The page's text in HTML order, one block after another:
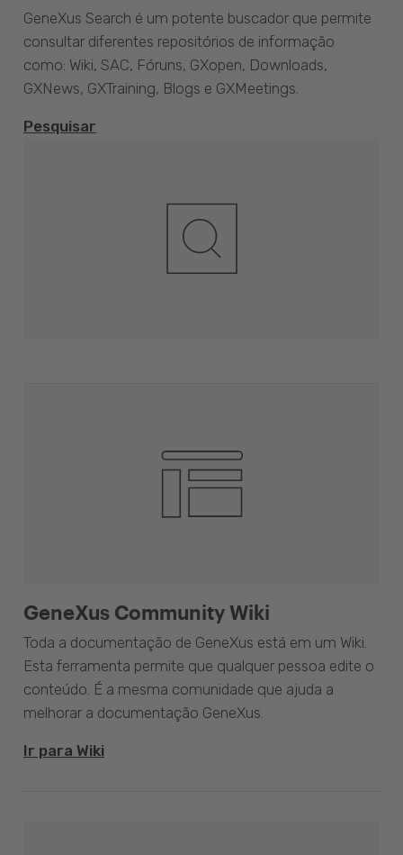
GeneXus Community Wiki
Toda a documentação de GeneXus está em um Wiki.
Esta ferramenta permite que qualquer pessoa edite o
conteúdo. É a mesma comunidade que ajuda a
melhorar a documentação GeneXus.
Ir para Wiki
GeneXus Search é um potente buscador que permite
consultar diferentes repositórios de informação
como: Wiki, SAC, Fóruns, GXopen, Downloads,
GXNews, GXTraining, Blogs e GXMeetings.
Pesquisar